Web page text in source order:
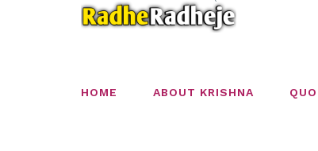
HOME ABOUT KRISHNA